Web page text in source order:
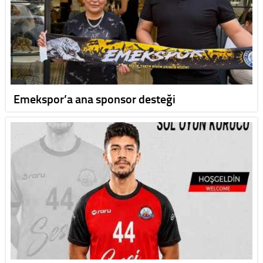
Emekspor’a ana sponsor desteği